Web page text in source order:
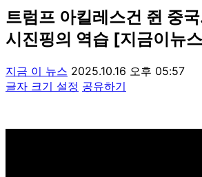
트럼프 아킬레스건 쥔 중
시진핑의 역습 [지금이뉴
지금 이 뉴스 2025.10.16 오후 05:57
글자 크기 설정 공유하기